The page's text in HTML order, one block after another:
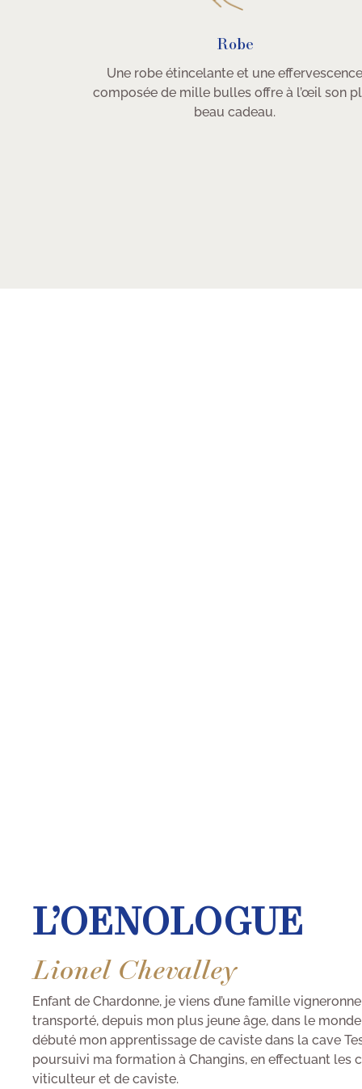
Robe
Une robe étincelante et une
composée de mille bulles offre à l’œil son
beau cadeau.
L’OENOLOGUE
Lionel Chevalley
Enfant de Chardonne, je viens d’une famille
transporté, depuis mon plus jeune âge, dans le
débuté mon apprentissage de caviste dans la cave
poursuivi ma formation à Changins, en effectuant les
viticulteur et de caviste.